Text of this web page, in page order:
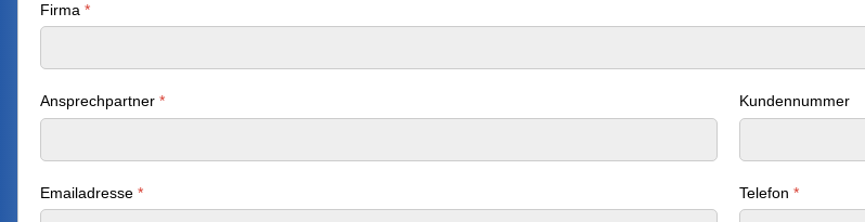
Firma *
Ansprechpartner * Kundennummer
Emailadresse * Telefon *